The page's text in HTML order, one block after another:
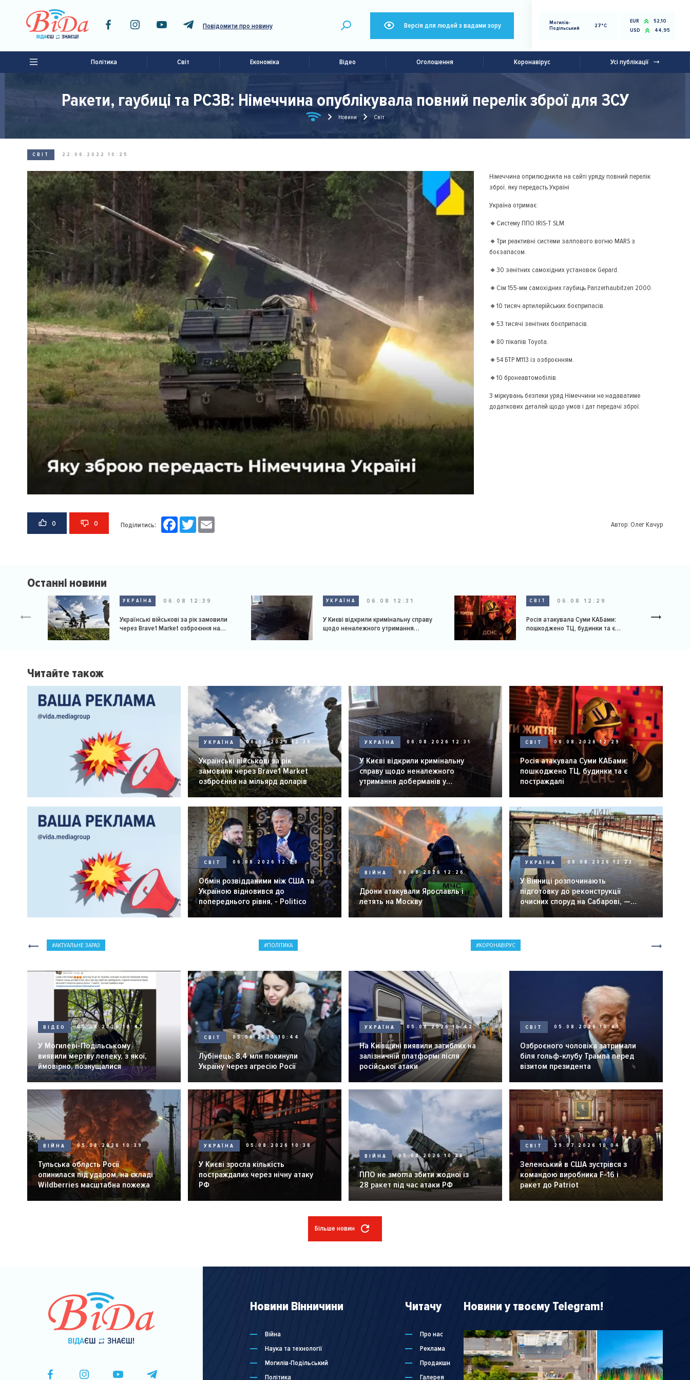
Повідомити про новину Версія для людей з вадами зору
Могилів-
Подільський
27°C
EUR
52,10
USD
44,95
Політика Світ Економіка Відео Оголошення Коронавірус Усі публікації
Ракети, гаубиці та РСЗВ: Німеччина опублікувала повний перелік зброї для ЗСУ
Новини Світ
СВІТ 22.06.2022 10:25
Німеччина оприлюднила на сайті уряду повний перелік
зброї, яку передасть Україні
Україна отримає:
🔸Систему ППО IRIS-T SLM.
🔸Три реактивні системи залпового вогню MARS з
боєзапасом.
🔸30 зенітних самохідних установок Gepard.
🔸Сім 155-мм самохідних гаубиць Panzerhaubitzen 2000.
🔸10 тисяч артилерійських боєприпасів.
🔸53 тисячі зенітних боєприпасів.
🔸80 пікапів Toyota.
🔸54 БТР М113 із озброєнням.
🔸10 бронеавтомобілів.
З міркувань безпеки уряд Німеччини не надаватиме
додаткових деталей щодо умов і дат передачі зброї.
0 0 Поділитись: FacebookTwitter Автор: Олег Качур
Останні новини
УКРАЇНА 06.08 12:39
Українські військові за рік замовили
через Brave1 Market озброєння на
УКРАЇНА 06.08 12:31
У Києві відкрили кримінальну справу
щодо неналежного утримання
СВІТ 06.08 12:29
Росія атакувала Суми КАБами:
пошкоджено ТЦ, будинки та є
Читайте також
УКРАЇНА 06.08.2026 12:39
Українські військові за рік
замовили через Brave1 Market
озброєння на мільярд доларів
УКРАЇНА 06.08.2026 12:31
У Києві відкрили кримінальну
справу щодо неналежного
утримання доберманів у
розпліднику
СВІТ 06.08.2026 12:29
Росія атакувала Суми КАБами:
пошкоджено ТЦ, будинки та є
постраждалі
СВІТ 06.08.2026 12:28
Обмін розвідданими між США та
Україною відновився до
попереднього рівня, - Politico
ВІЙНА 06.08.2026 12:26
Дрони атакували Ярославль і
летять на Москву
УКРАЇНА 06.08.2026 12:23
У Вінниці розпочинають
підготовку до реконструкції
очисних споруд на Сабарові, —
мер Вінниці.
АКТУАЛЬНЕ ЗАРАЗ ПОЛІТИКА КОРОНАВІРУС
ВІДЕО 05.08.2026 10:47
У Могилеві-Подільському
виявили мертву лелеку, з якої,
ймовірно, познущалися
СВІТ 05.08.2026 10:44
Лубінець: 8,4 млн покинули
Україну через агресію Росії
УКРАЇНА 05.08.2026 10:42
На Київщині виявили загиблих на
залізничній платформі після
російської атаки
СВІТ 05.08.2026 10:41
Озброєного чоловіка затримали
біля гольф-клубу Трампа перед
візитом президента
ВІЙНА 05.08.2026 10:39
Тульська область Росії
опинилася під ударом, на складі
Wildberries масштабна пожежа
УКРАЇНА 05.08.2026 10:38
У Києві зросла кількість
постраждалих через нічну атаку
РФ
ВІЙНА 05.08.2026 10:36
ППО не змогла збити жодної із
28 ракет під час атаки РФ
СВІТ 29.07.2026 10:04
Зеленський в США зустрівся з
командою виробника F-16 і
ракет до Patriot
Більше новин
Новини Вінничини
Війна
Наука та технології
Могилів-Подільський
Політика
Читачу
Про нас
Реклама
Продакшн
Галерея
Новини у твоєму Telegram!